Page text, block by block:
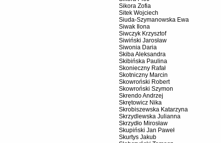
Sikora Zofia
Sitek Wojciech
Siuda-Szymanowska Ewa
Siwak Ilona
Siwczyk Krzysztof
Siwiński Jarosław
Siwonia Daria
Skiba Aleksandra
Skibińska Paulina
Skonieczny Rafał
Skotniczny Marcin
Skowroński Robert
Skowroński Szymon
Skrendo Andrzej
Skrętowicz Nika
Skrobiszewska Katarzyna
Skrzydlewska Julianna
Skrzydło Mirosław
Skupiński Jan Paweł
Skurtys Jakub